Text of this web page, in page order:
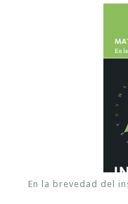
En la brevedad del